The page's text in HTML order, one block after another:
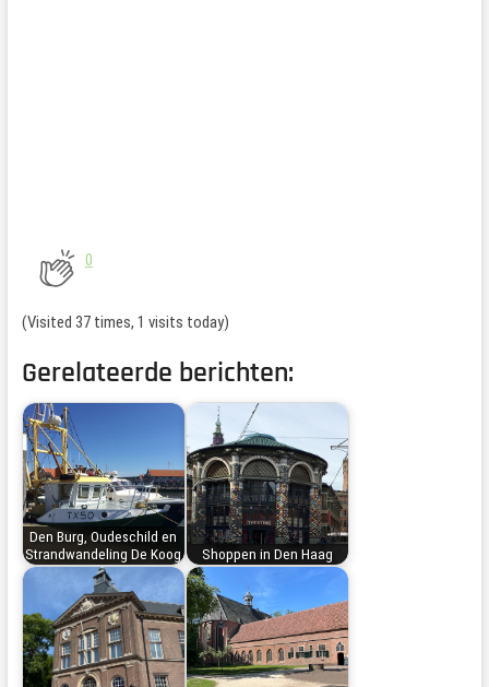
0
(Visited 37 times, 1 visits today)
Gerelateerde berichten:
Den Burg, Oudeschild en
Strandwandeling De Koog
Shoppen in Den Haag